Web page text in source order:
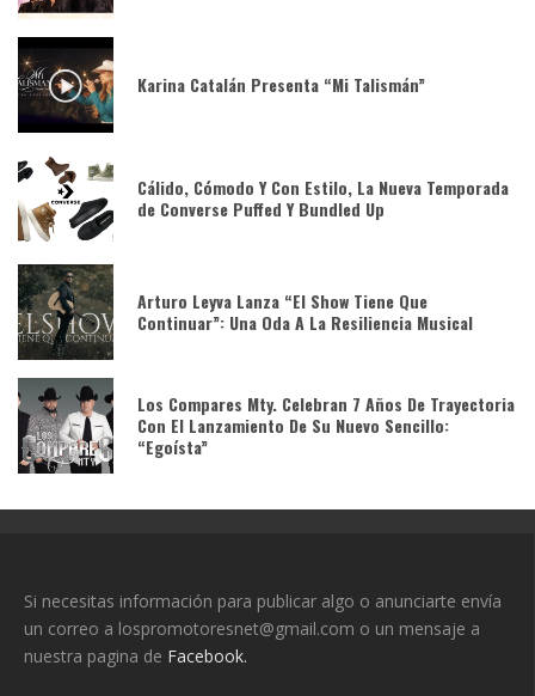
Karina Catalán Presenta “Mi Talismán”
Cálido, Cómodo Y Con Estilo, La Nueva Temporada
de Converse Puffed Y Bundled Up
Arturo Leyva Lanza “El Show Tiene Que
Continuar”: Una Oda A La Resiliencia Musical
Los Compares Mty. Celebran 7 Años De Trayectoria
Con El Lanzamiento De Su Nuevo Sencillo:
“Egoísta”
Si necesitas información para publicar algo o anunciarte envía
un correo a lospromotoresnet@gmail.com o un mensaje a
nuestra pagina de Facebook.